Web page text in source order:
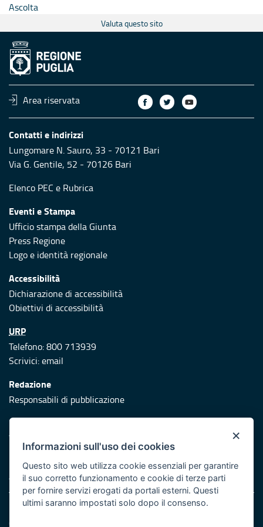
Ascolta
Valuta questo sito
Area riservata
Contatti e indirizzi
Lungomare N. Sauro, 33 - 70121 Bari
Via G. Gentile, 52 - 70126 Bari
Elenco PEC e Rubrica
Eventi e Stampa
Ufficio stampa della Giunta
Press Regione
Logo e identità regionale
Accessibilità
Dichiarazione di accessibilità
Obiettivi di accessibilità
URP
Telefono: 800 713939
Scrivici:email
Redazione
Responsabili di pubblicazione
Protezione civile
Vai al sito di Protezione Civile Puglia
Iniziativa finanziata con risorse del POR Puglia 2014/2020 -
Asse XI
Note legali
Cookie e privacy
×
Informazioni sull'uso dei cookies
Questo sito web utilizza cookie essenziali per garantire
il suo corretto funzionamento e cookie di terze parti
per fornire servizi erogati da portali esterni. Questi
ultimi saranno impostati solo dopo il consenso.